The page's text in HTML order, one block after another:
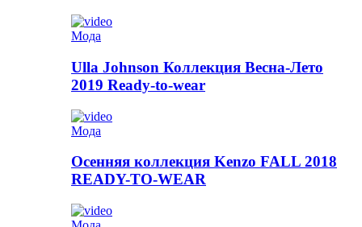
Мода
Ulla Johnson Коллекция Весна-Лето
2019 Ready-to-wear
Мода
Осенняя коллекция Kenzo FALL 2018
READY-TO-WEAR